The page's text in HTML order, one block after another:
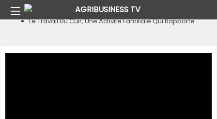
Pays
Burkina Faso
Le Travail Du Cuir, Une Activité Familiale Qui Rapporte